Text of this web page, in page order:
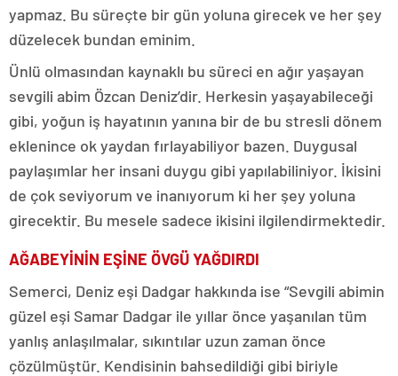
yapmaz. Bu süreçte bir gün yoluna girecek ve her şey
düzelecek bundan eminim.
Ünlü olmasından kaynaklı bu süreci en ağır yaşayan
sevgili abim Özcan Deniz’dir. Herkesin yaşayabileceği
gibi, yoğun iş hayatının yanına bir de bu stresli dönem
eklenince ok yaydan fırlayabiliyor bazen. Duygusal
paylaşımlar her insani duygu gibi yapılabiliniyor. İkisini
de çok seviyorum ve inanıyorum ki her şey yoluna
girecektir. Bu mesele sadece ikisini ilgilendirmektedir.
AĞABEYİNİN EŞİNE ÖVGÜ YAĞDIRDI
Semerci, Deniz eşi Dadgar hakkında ise “Sevgili abimin
güzel eşi Samar Dadgar ile yıllar önce yaşanılan tüm
yanlış anlaşılmalar, sıkıntılar uzun zaman önce
çözülmüştür. Kendisinin bahsedildiği gibi biriyle